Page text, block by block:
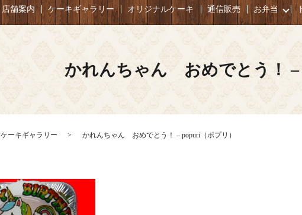
店舗案内 ケーキギャラリー オリジナルケーキ 通信販売 お弁当
かれんちゃん おめでとう！ –
ケーキギャラリー かれんちゃん おめでとう！ – popuri（ポプリ）